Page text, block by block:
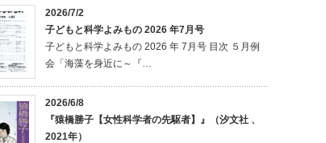
2026/7/2
子どもと科学よみもの 2026 年7月号
子どもと科学よみもの 2026 年 7月号 目次 ５月例
会「海藻を身近に～『…
2026/6/8
『猿橋勝子【女性科学者の先駆者】』（汐文社 、
2021年）